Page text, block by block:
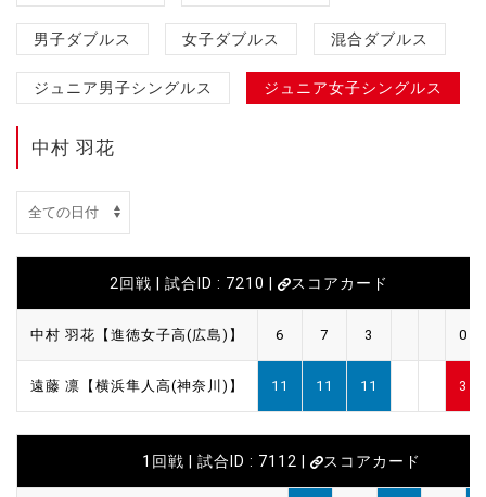
男子ダブルス 女子ダブルス 混合ダブルス
ジュニア男子シングルス ジュニア女子シングルス
中村 羽花
2回戦 | 試合ID : 7210 | スコアカード
中村 羽花【進徳女子高(広島)】 6 7 3 0
遠藤 凛【横浜隼人高(神奈川)】 11 11 11 3
1回戦 | 試合ID : 7112 | スコアカード